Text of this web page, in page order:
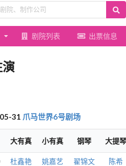
剧院列表 出票信息
31 爪马世界6号剧场
大有真 小有真 钢琴 大提琴
杜鑫艳 姚嘉艺 翟锦文
陈希